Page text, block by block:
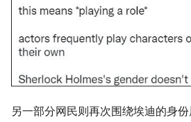
另一部分网民则再次围绕埃迪的身